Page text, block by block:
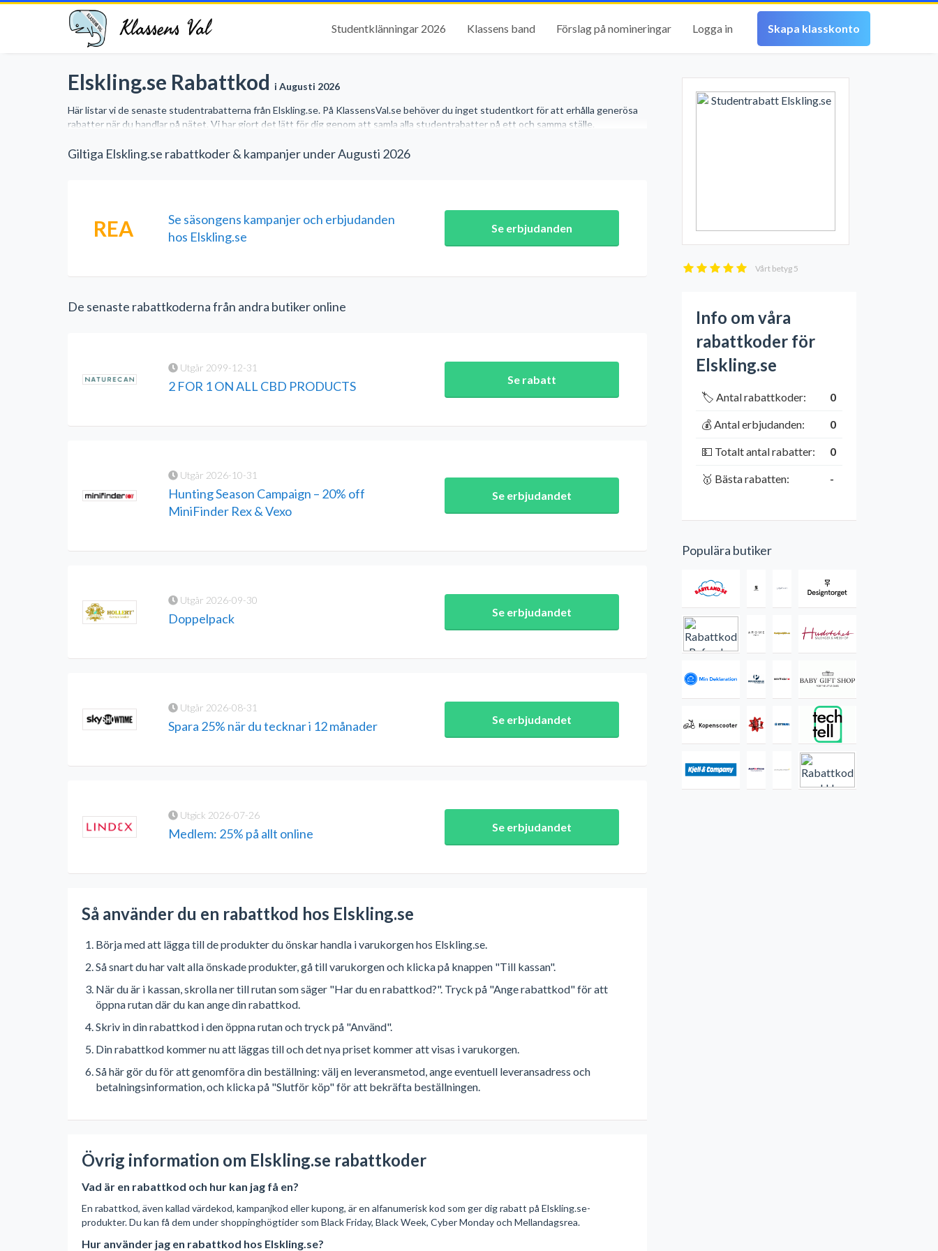
Klassens Val Studentklänningar 2026 Klassens band Förslag på nomineringar Logga in Skapa klasskonto
Elskling.se Rabattkod i Augusti 2026
Här listar vi de senaste studentrabatterna från Elskling.se. På KlassensVal.se behöver du inget studentkort för att erhålla generösa
rabatter när du handlar på nätet. Vi har gjort det lätt för dig genom att samla alla studentrabatter på ett och samma ställe.
Giltiga Elskling.se rabattkoder & kampanjer under Augusti 2026
REA
Se säsongens kampanjer och erbjudanden
hos Elskling.se
Se erbjudanden
De senaste rabattkoderna från andra butiker online
Utgår 2099-12-31
2 FOR 1 ON ALL CBD PRODUCTS Se rabatt
Utgår 2026-10-31
Hunting Season Campaign – 20% off
MiniFinder Rex & Vexo
Se erbjudandet
Utgår 2026-09-30
Doppelpack Se erbjudandet
Utgår 2026-08-31
Spara 25% när du tecknar i 12 månader Se erbjudandet
Utgick 2026-07-26
Medlem: 25% på allt online Se erbjudandet
Så använder du en rabattkod hos Elskling.se
Börja med att lägga till de produkter du önskar handla i varukorgen hos Elskling.se.
Så snart du har valt alla önskade produkter, gå till varukorgen och klicka på knappen "Till kassan".
När du är i kassan, skrolla ner till rutan som säger "Har du en rabattkod?". Tryck på "Ange rabattkod" för att
öppna rutan där du kan ange din rabattkod.
Skriv in din rabattkod i den öppna rutan och tryck på "Använd".
Din rabattkod kommer nu att läggas till och det nya priset kommer att visas i varukorgen.
Så här gör du för att genomföra din beställning: välj en leveransmetod, ange eventuell leveransadress och
betalningsinformation, och klicka på "Slutför köp" för att bekräfta beställningen.
Övrig information om Elskling.se rabattkoder
Vad är en rabattkod och hur kan jag få en?
En rabattkod, även kallad värdekod, kampanjkod eller kupong, är en alfanumerisk kod som ger dig rabatt på Elskling.se-
produkter. Du kan få dem under shoppinghögtider som Black Friday, Black Week, Cyber Monday och Mellandagsrea.
Hur använder jag en rabattkod hos Elskling.se?
Vårt betyg 5
Info om våra
rabattkoder för
Elskling.se
🏷️ Antal rabattkoder: 0
💰 Antal erbjudanden: 0
💵 Totalt antal rabatter: 0
🥇 Bästa rabatten: -
Populära butiker